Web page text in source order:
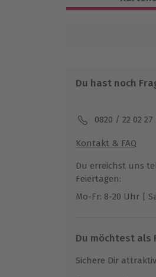
Ca. 2
Ganzjährig
Keine
Teilnehmer
Gutschein
Du hast noch
0820 / 22 02 27
Kontakt & FAQ
Du erreichst uns
Feiertagen:
Mo-Fr: 8-20 Uhr |
Du möchtest als
Sichere Dir